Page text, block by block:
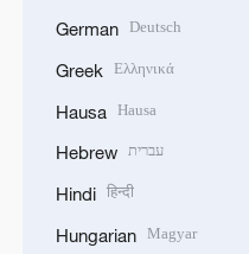
German Deutsch
Greek Ελληνικά
Hausa Hausa
Hebrew עברית
Hindi हिन्दी
Hungarian Magyar